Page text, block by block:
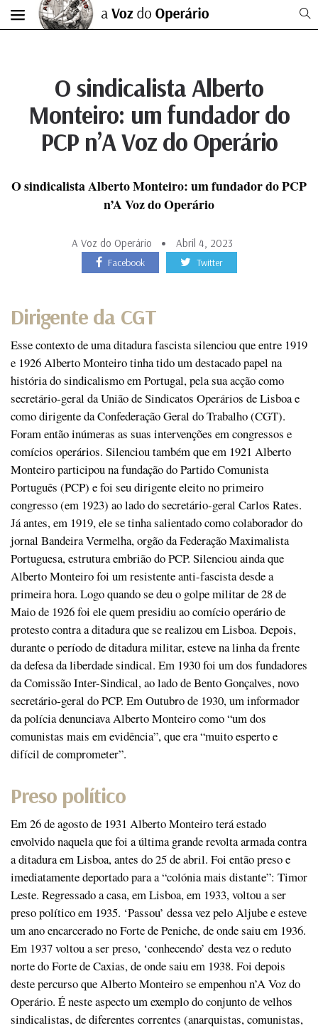
O sindicalista Alberto
Monteiro: um fundador do
PCP n’A Voz do Operário
O sindicalista Alberto Monteiro: um fundador do PCP
n’A Voz do Operário
A Voz do Operário Abril 4, 2023
Facebook Twitter
Dirigente da CGT
Esse contexto de uma ditadura fascista silenciou que entre 1919
e 1926 Alberto Monteiro tinha tido um destacado papel na
história do sindicalismo em Portugal, pela sua acção como
secretário-geral da União de Sindicatos Operários de Lisboa e
como dirigente da Confederação Geral do Trabalho (CGT).
Foram então inúmeras as suas intervenções em congressos e
comícios operários. Silenciou também que em 1921 Alberto
Monteiro participou na fundação do Partido Comunista
Português (PCP) e foi seu dirigente eleito no primeiro
congresso (em 1923) ao lado do secretário-geral Carlos Rates.
Já antes, em 1919, ele se tinha salientado como colaborador do
jornal Bandeira Vermelha, orgão da Federação Maximalista
Portuguesa, estrutura embrião do PCP. Silenciou ainda que
Alberto Monteiro foi um resistente anti-fascista desde a
primeira hora. Logo quando se deu o golpe militar de 28 de
Maio de 1926 foi ele quem presidiu ao comício operário de
protesto contra a ditadura que se realizou em Lisboa. Depois,
durante o período de ditadura militar, esteve na linha da frente
da defesa da liberdade sindical. Em 1930 foi um dos fundadores
da Comissão Inter-Sindical, ao lado de Bento Gonçalves, novo
secretário-geral do PCP. Em Outubro de 1930, um informador
da polícia denunciava Alberto Monteiro como “um dos
comunistas mais em evidência”, que era “muito esperto e
difícil de comprometer”.
Preso político
Em 26 de agosto de 1931 Alberto Monteiro terá estado
envolvido naquela que foi a última grande revolta armada contra
a ditadura em Lisboa, antes do 25 de abril. Foi então preso e
imediatamente deportado para a “colónia mais distante”: Timor
Leste. Regressado a casa, em Lisboa, em 1933, voltou a ser
preso político em 1935. ‘Passou’ dessa vez pelo Aljube e esteve
um ano encarcerado no Forte de Peniche, de onde saiu em 1936.
Em 1937 voltou a ser preso, ‘conhecendo’ desta vez o reduto
norte do Forte de Caxias, de onde saiu em 1938. Foi depois
deste percurso que Alberto Monteiro se empenhou n’A Voz do
Operário. É neste aspecto um exemplo do conjunto de velhos
sindicalistas, de diferentes correntes (anarquistas, comunistas,